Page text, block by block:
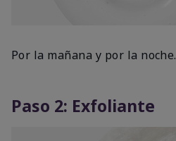
Por la mañana y por la noche.
Paso 2: Exfoliante